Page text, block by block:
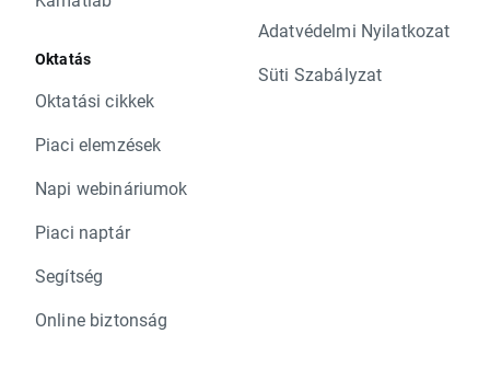
Oktatás
Oktatási cikkek
Piaci elemzések
Napi webináriumok
Piaci naptár
Segítség
Online biztonság
Adatvédelmi Nyilatkozat
Süti Szabályzat